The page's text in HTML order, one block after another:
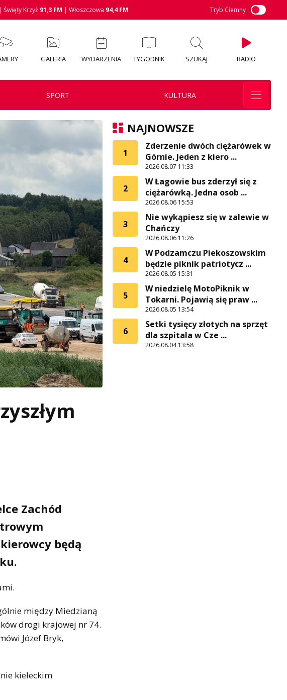
| Święty Krzyż 91,3 FM | Włoszczowa 94,4 FM Tryb Ciemny
GALERIA WYDARZENIA TYGODNIK SZUKAJ RADIO
SPORT KULTURA
Zachód
będą
między Miedzianą
drogi krajowej nr 74.
Józef Bryk,
kieleckim
NAJNOWSZE
1
Zderzenie dwóch ciężarówek w
Górnie. Jeden z kiero ...
2026.08.07 11:33
2
W Łagowie bus zderzył się z
ciężarówką. Jedna osob ...
2026.08.06 15:53
3
Nie wykąpiesz się w zalewie w
Chańczy
2026.08.06 11:26
4
W Podzamczu Piekoszowskim
będzie piknik patriotycz ...
2026.08.05 15:31
5
W niedzielę MotoPiknik w
Tokarni. Pojawią się praw ...
2026.08.05 13:54
6
Setki tysięcy złotych na sprzęt
dla szpitala w Cze ...
2026.08.04 13:58